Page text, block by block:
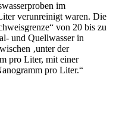
im
verunreinigt waren. Die
von 20 bis zu
und Quellwasser in
‚unter der
pro Liter, mit einer
pro Liter.“